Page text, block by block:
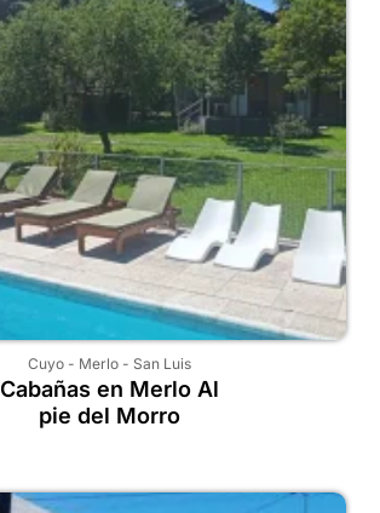
Cuyo- Merlo- San Luis
Cabañas en Merlo Al
pie del Morro